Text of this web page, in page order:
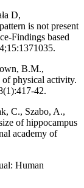
D,
is not present
Findings based
B.M.,
physical activity.
42.
C., Szabo, A.,
of hippocampus
academy of
Human